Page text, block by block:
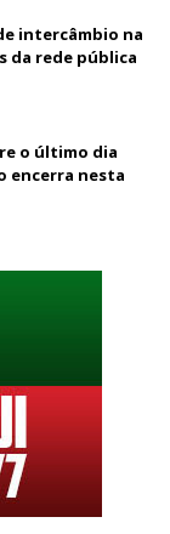
intercâmbio na
da rede pública
o último dia
encerra nesta